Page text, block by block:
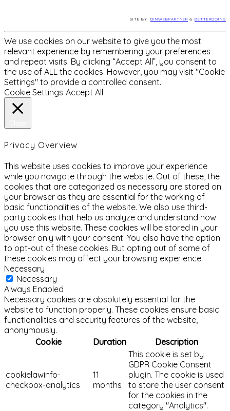
SITE BY DINWEBPARTNER & BETTERDOING
We use cookies on our website to give you the most
relevant experience by remembering your preferences
and repeat visits. By clicking “Accept All”, you consent to
the use of ALL the cookies. However, you may visit "Cookie
Settings" to provide a controlled consent.
Cookie Settings Accept All
Privacy Overview
This website uses cookies to improve your experience
while you navigate through the website. Out of these, the
cookies that are categorized as necessary are stored on
your browser as they are essential for the working of
basic functionalities of the website. We also use third-
party cookies that help us analyze and understand how
you use this website. These cookies will be stored in your
browser only with your consent. You also have the option
to opt-out of these cookies. But opting out of some of
these cookies may affect your browsing experience.
Necessary
Necessary
Always Enabled
Necessary cookies are absolutely essential for the
website to function properly. These cookies ensure basic
functionalities and security features of the website,
anonymously.
Cookie
Duration Description
cookielawinfo-
checkbox-analytics
11
months
This cookie is set by
GDPR Cookie Consent
plugin. The cookie is used
to store the user consent
for the cookies in the
category "Analytics".